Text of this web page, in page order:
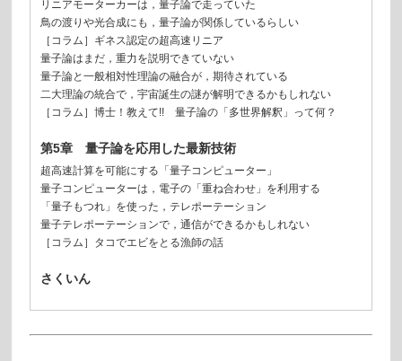
リニアモーターカーは，量子論で走っていた
鳥の渡りや光合成にも，量子論が関係しているらしい
［コラム］ギネス認定の超高速リニア
量子論はまだ，重力を説明できていない
量子論と一般相対性理論の融合が，期待されている
二大理論の統合で，宇宙誕生の謎が解明できるかもしれない
［コラム］博士！教えて!! 量子論の「多世界解釈」って何？
第5章 量子論を応用した最新技術
超高速計算を可能にする「量子コンピューター」
量子コンピューターは，電子の「重ね合わせ」を利用する
「量子もつれ」を使った，テレポーテーション
量子テレポーテーションで，通信ができるかもしれない
［コラム］タコでエビをとる漁師の話
さくいん